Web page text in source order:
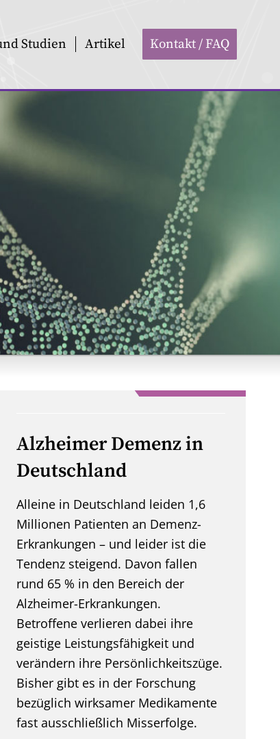
Studien Artikel Kontakt / FAQ
Alzheimer Demenz in
Deutschland
Alleine in Deutschland leiden 1,6
Millionen Patienten an Demenz-
Erkrankungen – und leider ist die
Tendenz steigend. Davon fallen
rund 65 % in den Bereich der
Alzheimer-Erkrankungen.
Betroffene verlieren dabei ihre
geistige Leistungsfähigkeit und
verändern ihre Persönlich­keitszüge.
Bisher gibt es in der Forschung
bezüglich wirksamer Medikamente
fast ausschließlich Misserfolge.